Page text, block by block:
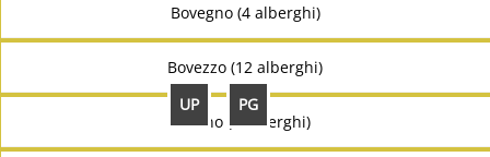
UP PG
Bovegno (4 alberghi)
Bovezzo (12 alberghi)
Breno (5 alberghi)